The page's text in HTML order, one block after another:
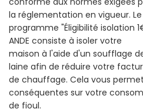
la réglementation en vigueur. Le
programme "Éligibilité isolation
ANDE consiste à isoler votre
maison à l'aide d'un soufflage
laine afin de réduire votre
de chauffage. Cela vous
conséquentes sur votre
de fioul.